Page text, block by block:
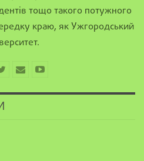
тощо такого потужного
краю, як Ужгородський